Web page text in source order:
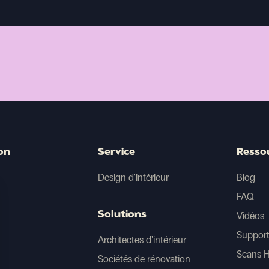
Service
Design d'intérieur
Solutions
Architectes d'intérieur
Sociétés de rénovation
Blog
FAQ
Vidéos
Scans